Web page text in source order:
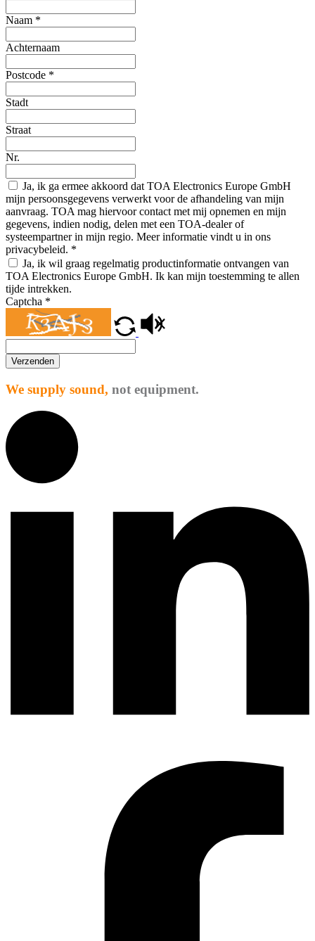
Naam *
Achternaam
Postcode *
Stadt
Straat
Nr.
Ja, ik ga ermee akkoord dat TOA Electronics Europe GmbH
mijn persoonsgegevens verwerkt voor de afhandeling van mijn
aanvraag. TOA mag hiervoor contact met mij opnemen en mijn
gegevens, indien nodig, delen met een TOA-dealer of
systeempartner in mijn regio. Meer informatie vindt u in ons
privacybeleid. *
Ja, ik wil graag regelmatig productinformatie ontvangen van
TOA Electronics Europe GmbH. Ik kan mijn toestemming te allen
tijde intrekken.
Captcha *
Verzenden
We supply sound, not equipment.